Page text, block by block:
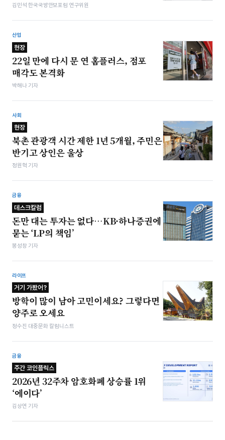
김민석 한국국방안보포럼 연구위원
산업
현장
22일 만에 다시 문 연 홈플러스, 점포
매각도 본격화
박해나 기자
사회
현장
북촌 관광객 시간 제한 1년 5개월, 주민은
반기고 상인은 울상
정원혁 기자
금융
데스크칼럼
돈만 대는 투자는 없다…KB·하나증권에
묻는 ‘LP의 책임’
봉성창 기자
라이프
거기 가봤어?
방학이 많이 남아 고민이세요? 그렇다면
양주로 오세요
정수진 대중문화 칼럼니스트
금융
주간 코인플릭스
2026년 32주차 암호화폐 상승률 1위
‘에이다’
김상연 기자